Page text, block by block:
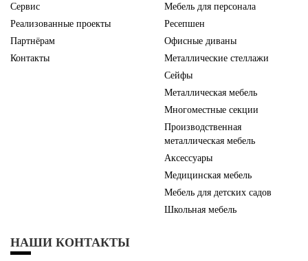
Сервис
Реализованные проекты
Партнёрам
Контакты
Мебель для персонала
Ресепшен
Офисные диваны
Металлические стеллажи
Сейфы
Металлическая мебель
Многоместные секции
Производственная
металлическая мебель
Аксессуары
Медицинская мебель
Мебель для детских садов
Школьная мебель
НАШИ КОНТАКТЫ